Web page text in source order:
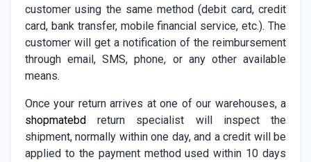
customer using the same method (debit card, credit
card, bank transfer, mobile financial service, etc.). The
customer will get a notification of the reimbursement
through email, SMS, phone, or any other available
means.
Once your return arrives at one of our warehouses, a
shopmatebd return specialist will inspect the
shipment, normally within one day, and a credit will be
applied to the payment method used within 10 days